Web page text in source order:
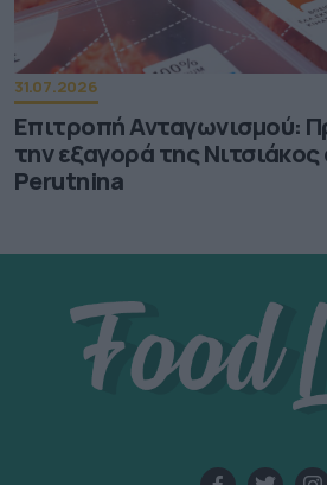
31.07.2026
Επιτροπή Ανταγωνισμού:
την εξαγορά της
Perutnina